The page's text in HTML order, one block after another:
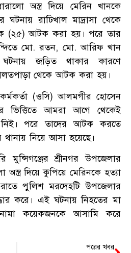
অস্ত্র দিয়ে মেরিন খানকে
রাঢিখাল মাদ্রাসা থেকে
(২৫) আটক করা হয়। পরে তার
মো. রতন, মো. আরিফ খান
জড়িত থাকার কারণে
থেকে আটক করা হয়।
কর্মকর্তা (ওসি) আলমগীর হোসেন
ভিত্তিতে আমরা আগে থেকেই
নিই। পরে তাদের আটক করতে
থানায় নিয়ে আসা হয়েছে।
মুন্সিগঞ্জের শ্রীনগর উপজেলার
অস্ত্র দিয়ে কুপিয়ে মেরিনকে হত্যা
পুলিশ মরদেহটি উপজেলার
করে। এই ঘটনায় নিহতের মা
কয়েকজনকে আসামি করে
পরের খবর